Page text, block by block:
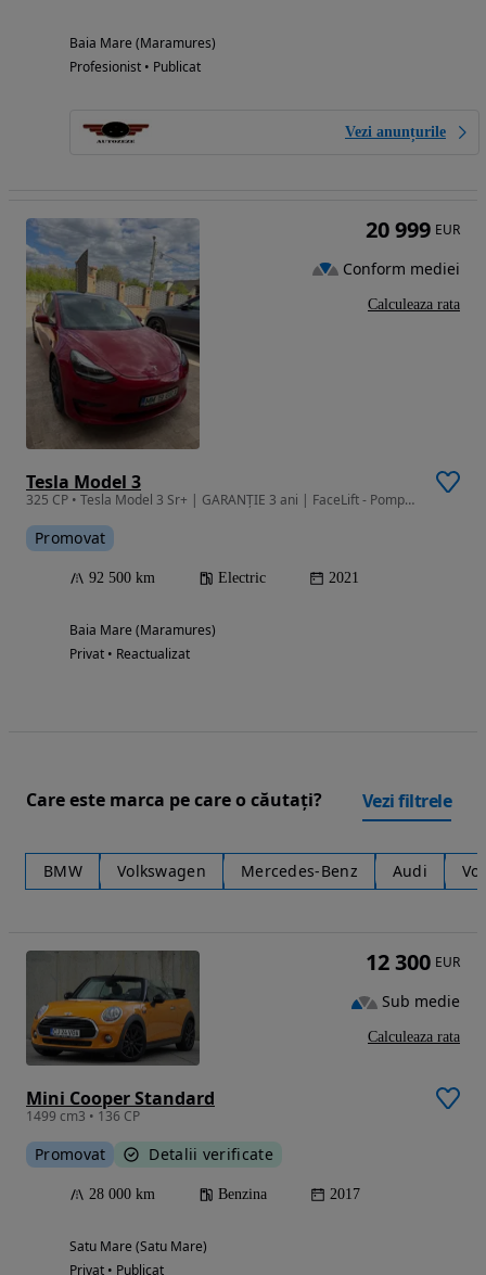
Baia Mare (Maramures)
Profesionist • Publicat
Vezi anunțurile
Tesla Model 3
325 CP • Tesla Model 3 Sr+ | GARANȚIE 3 ani | FaceLift - Pompa Caldura 92.500km
Promovat
92 500 km Electric 2021
Baia Mare (Maramures)
Privat • Reactualizat
20 999 EUR
Conform mediei
Calculeaza rata
Care este marca pe care o căutați? Vezi filtrele
BMW Volkswagen Mercedes-Benz Audi
Mini Cooper Standard
1499 cm3 • 136 CP
Promovat Detalii verificate
28 000 km Benzina 2017
Satu Mare (Satu Mare)
Privat • Publicat
12 300 EUR
Sub medie
Calculeaza rata